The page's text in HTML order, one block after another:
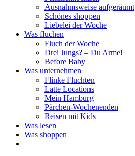
Ausnahmsweise aufgeräumt
Schönes shoppen
Liebelei der Woche
Was fluchen
Fluch der Woche
Drei Jungs? – Du Arme!
Before Baby
Was unternehmen
Flinke Fluchten
Latte Locations
Mein Hamburg
Pärchen-Wochenenden
Reisen mit Kids
Was lesen
Was shoppen